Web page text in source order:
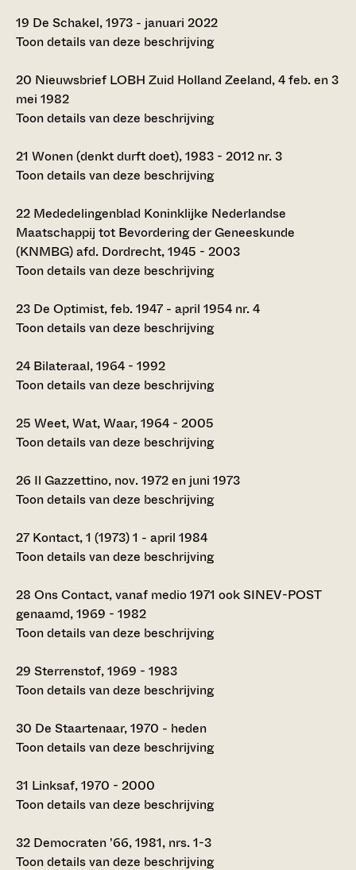
19 De Schakel, 1973 - januari 2022
Toon details van deze beschrijving
20 Nieuwsbrief LOBH Zuid Holland Zeeland, 4 feb. en 3
mei 1982
Toon details van deze beschrijving
21 Wonen (denkt durft doet), 1983 - 2012 nr. 3
Toon details van deze beschrijving
22 Mededelingenblad Koninklijke Nederlandse
Maatschappij tot Bevordering der Geneeskunde
(KNMBG) afd. Dordrecht, 1945 - 2003
Toon details van deze beschrijving
23 De Optimist, feb. 1947 - april 1954 nr. 4
Toon details van deze beschrijving
24 Bilateraal, 1964 - 1992
Toon details van deze beschrijving
25 Weet, Wat, Waar, 1964 - 2005
Toon details van deze beschrijving
26 Il Gazzettino, nov. 1972 en juni 1973
Toon details van deze beschrijving
27 Kontact, 1 (1973) 1 - april 1984
Toon details van deze beschrijving
28 Ons Contact, vanaf medio 1971 ook SINEV-POST
genaamd, 1969 - 1982
Toon details van deze beschrijving
29 Sterrenstof, 1969 - 1983
Toon details van deze beschrijving
30 De Staartenaar, 1970 - heden
Toon details van deze beschrijving
31 Linksaf, 1970 - 2000
Toon details van deze beschrijving
32 Democraten '66, 1981, nrs. 1-3
Toon details van deze beschrijving